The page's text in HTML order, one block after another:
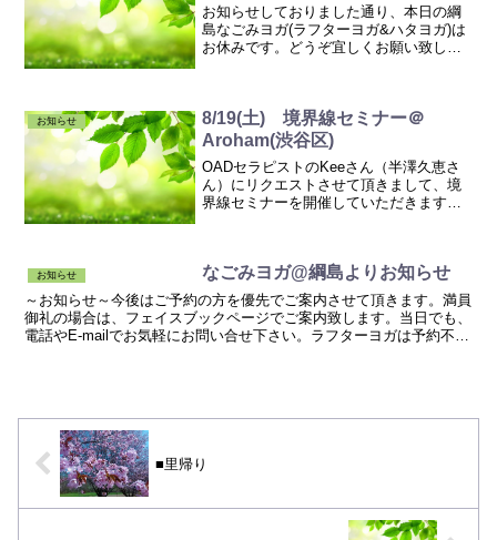
お知らせしておりました通り、本日の綱
島なごみヨガ(ラフターヨガ&ハタヨガ)は
お休みです。どうぞ宜しくお願い致しま
お知らせ
8/19(土) 境界線セミナー＠
Aroham(渋谷区)
OADセラピストのKeeさん（半澤久恵さ
ん）にリクエストさせて頂きまして、境
界線セミナーを開催していただきます！
どなたでも受講でき...
お知らせ なごみヨガ@綱島よりお知らせ
～お知らせ～今後はご予約の方を優先でご案内させて頂きます。満員
御礼の場合は、フェイスブックページでご案内致します。当日でも、
電話やE-mailでお気軽にお問い合せ下さい。ラフターヨガは予約不要
■里帰り